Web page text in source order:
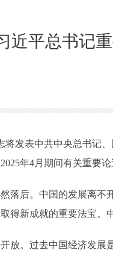
近平总书记
发表中共中央总书记、
年4月期间有关重要论
落后。中国的发展离
得新成就的重要法宝。
放。过去中国经济发